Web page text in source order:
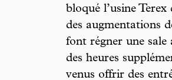
bloqué l’usine
des augmentations
font régner une sale
des heures
venus offrir des